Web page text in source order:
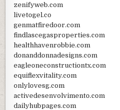
zenifyweb.com
livetogel.co
genmatfiredoor.com
findlascegasproperties.com
healthhavenrobbie.com
donanddonnadesigns.com
eagleoneconstructiontx.com
equiflexvitality.com
onlylovesg.com
activedesenvolvimento.com
dailyhubpages.com